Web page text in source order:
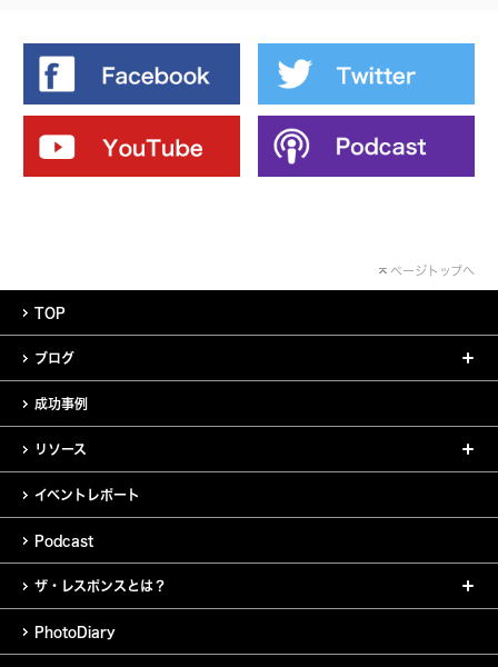
ページトップへ
TOP
ブログ
成功事例
リソース
イベントレポート
Podcast
ザ・レスポンスとは？
PhotoDiary